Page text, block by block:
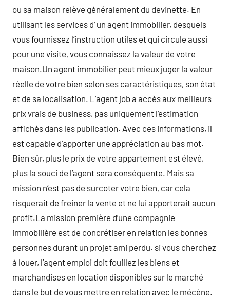
ou sa maison relève généralement du devinette. En
utilisant les services d’ un agent immobilier, desquels
vous fournissez l’instruction utiles et qui circule aussi
pour une visite, vous connaissez la valeur de votre
maison.Un agent immobilier peut mieux juger la valeur
réelle de votre bien selon ses caractéristiques, son état
et de sa localisation. L’agent job a accès aux meilleurs
prix vrais de business, pas uniquement l’estimation
affichés dans les publication. Avec ces informations, il
est capable d’apporter une appréciation au bas mot.
Bien sûr, plus le prix de votre appartement est élevé,
plus la souci de l’agent sera conséquente. Mais sa
mission n’est pas de surcoter votre bien, car cela
risquerait de freiner la vente et ne lui apporterait aucun
profit.La mission première d’une compagnie
immobilière est de concrétiser en relation les bonnes
personnes durant un projet ami perdu. si vous cherchez
à louer, l’agent emploi doit fouillez les biens et
marchandises en location disponibles sur le marché
dans le but de vous mettre en relation avec le mécène.